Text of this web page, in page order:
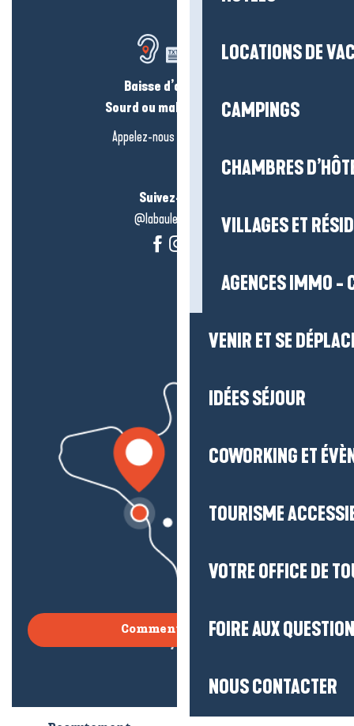
LOCATIONS DE
CAMPINGS
CHAMBRES
VILLAGES ET
AGENCES IMMO -
VENIR ET SE
IDÉES SÉJOUR
COWORKING ET
TOURISME
VOTRE OFFICE DE
FOIRE AUX
NOUS CONTACTER
Baisse d’audition ?
Sourd ou malentendant ?
Appelez-nous en
Suivez-nous !
@labauleguérande
Comment venir ?